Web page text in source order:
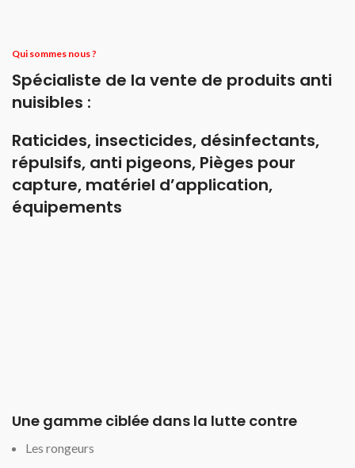
Qui sommes nous ?
Spécialiste de la vente de produits anti
nuisibles :
Raticides, insecticides, désinfectants,
répulsifs, anti pigeons, Pièges pour
capture, matériel d’application,
équipements
Une gamme ciblée dans la lutte contre
Les rongeurs